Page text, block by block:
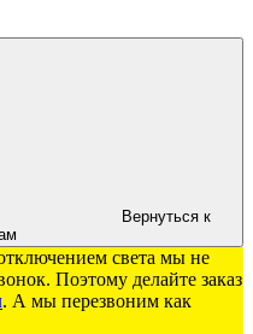
Вернуться к
света мы не
Поэтому делайте заказ
. А мы перезвоним как